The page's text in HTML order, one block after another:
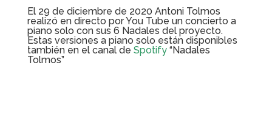
El 29 de diciembre de 2020 Antoni Tolmos
realizó en directo por You Tube un concierto a
piano solo con sus 6 Nadales del proyecto.
Estas versiones a piano solo están disponibles
también en el canal de Spotify“Nadales
Tolmos”